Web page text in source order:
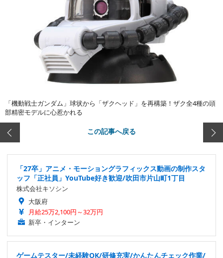
「機動戦士ガンダム」球状から「ザクヘッド」を再構築！ザク全4種の頭
部精密モデルに心惹かれる
この記事へ戻る
「27卒」アニメ・モーショングラフィックス動画の制作スタ
ッフ「正社員」YouTube好き歓迎/吹田市片山町1丁目
株式会社キソシン
大阪府
月給25万2,100円～32万円
新卒・インターン
ゲームテスター/未経験OK/研修充実/かんたんチェック作業/